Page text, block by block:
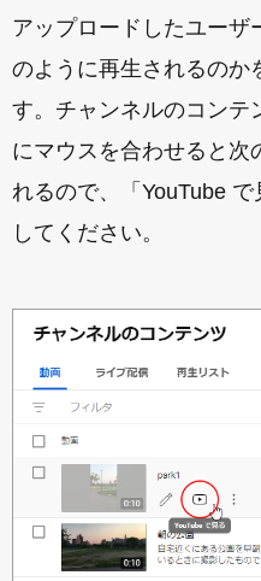
アップロードしたユーザ
のように再生されるのか
す。チャンネルのコンテ
にマウスを合わせると次
れるので、「YouTube
してください。